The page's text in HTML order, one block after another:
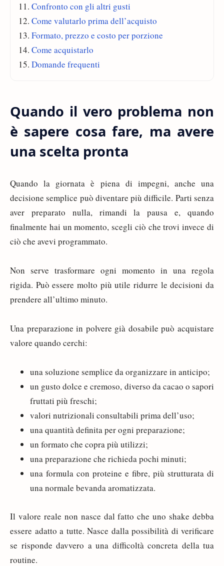
Confronto con gli altri gusti
Come valutarlo prima dell’acquisto
Formato, prezzo e costo per porzione
Come acquistarlo
Domande frequenti
Quando il vero problema non
è sapere cosa fare, ma avere
una scelta pronta
Quando la giornata è piena di impegni, anche una
decisione semplice può diventare più difficile. Parti senza
aver preparato nulla, rimandi la pausa e, quando
finalmente hai un momento, scegli ciò che trovi invece di
ciò che avevi programmato.
Non serve trasformare ogni momento in una regola
rigida. Può essere molto più utile ridurre le decisioni da
prendere all’ultimo minuto.
Una preparazione in polvere già dosabile può acquistare
valore quando cerchi:
una soluzione semplice da organizzare in anticipo;
un gusto dolce e cremoso, diverso da cacao o sapori
fruttati più freschi;
valori nutrizionali consultabili prima dell’uso;
una quantità definita per ogni preparazione;
un formato che copra più utilizzi;
una preparazione che richieda pochi minuti;
una formula con proteine e fibre, più strutturata di
una normale bevanda aromatizzata.
Il valore reale non nasce dal fatto che uno shake debba
essere adatto a tutte. Nasce dalla possibilità di verificare
se risponde davvero a una difficoltà concreta della tua
routine.